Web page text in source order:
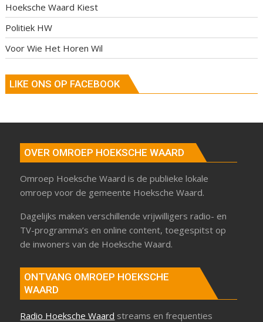
Hoeksche Waard Kiest
Politiek HW
Voor Wie Het Horen Wil
LIKE ONS OP FACEBOOK
OVER OMROEP HOEKSCHE WAARD
Omroep Hoeksche Waard is de publieke lokale
omroep voor de gemeente Hoeksche Waard.
Dagelijks maken verschillende vrijwilligers radio- en
TV-programma’s en online content, toegespitst op
de inwoners van de Hoeksche Waard.
ONTVANG OMROEP HOEKSCHE
WAARD
Radio Hoeksche Waard streams en frequenties